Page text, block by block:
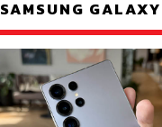
SAMSUNG